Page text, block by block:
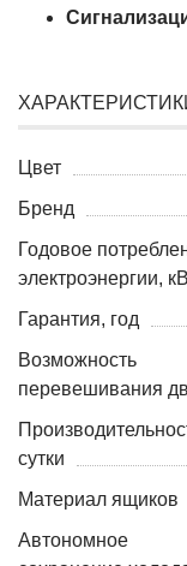
Цвет
Бренд
Годовое
электроэнергии,
Гарантия, год
Возможность
перевешивания
сутки
Материал ящиков
Автономное